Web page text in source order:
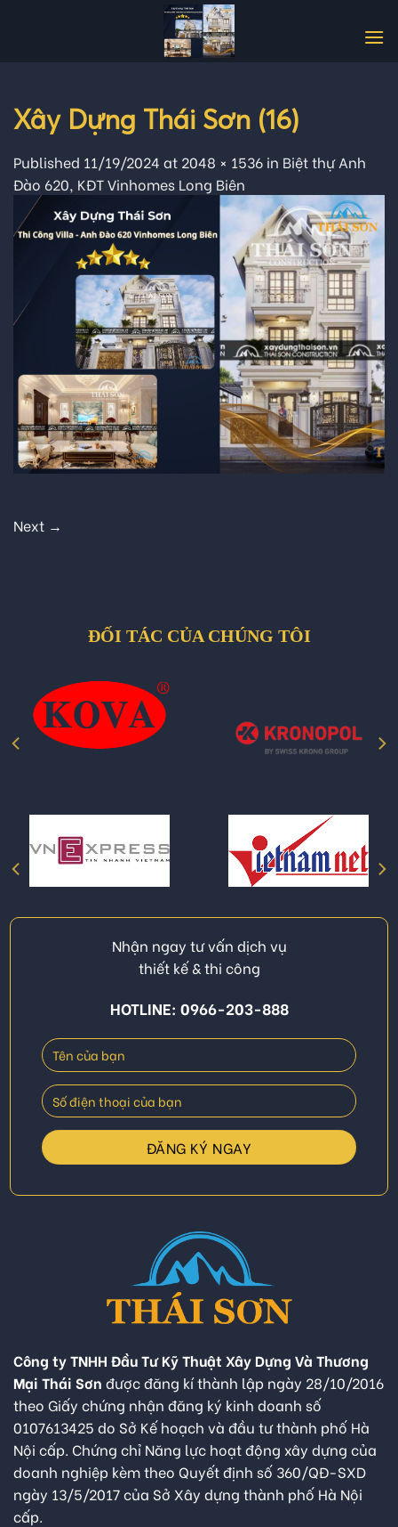
Xây Dựng Thái Sơn (16)
Published 11/19/2024 at 2048 × 1536 in Biệt thự Anh
Đào 620, KĐT Vinhomes Long Biên
Next →
ĐỐI TÁC CỦA CHÚNG TÔI
Nhận ngay tư vấn dịch vụ
thiết kế & thi công
HOTLINE: 0966-203-888
Công ty TNHH Đầu Tư Kỹ Thuật Xây Dựng Và Thương
Mại Thái Sơn được đăng kí thành lập ngày 28/10/2016
theo Giấy chứng nhận đăng ký kinh doanh số
0107613425 do Sở Kế hoạch và đầu tư thành phố Hà
Nội cấp. Chứng chỉ Năng lực hoạt động xây dựng của
doanh nghiệp kèm theo Quyết định số 360/QĐ-SXD
ngày 13/5/2017 của Sở Xây dựng thành phố Hà Nội
cấp.